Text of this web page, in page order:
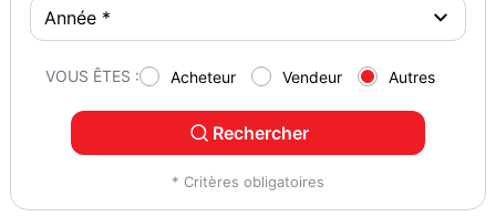
VOUS ÊTES : Acheteur Vendeur Autres
Rechercher
* Critères obligatoires